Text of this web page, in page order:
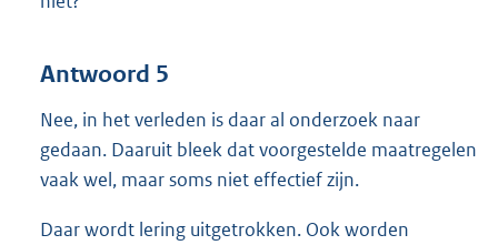
Antwoord 5
Nee, in het verleden is daar al onderzoek naar
gedaan. Daaruit bleek dat voorgestelde maatregelen
vaak wel, maar soms niet effectief zijn.
Daar wordt lering uitgetrokken. Ook worden